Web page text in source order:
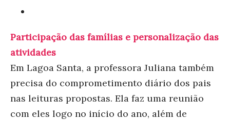
Participação das famílias e personalização das
atividades
Em Lagoa Santa, a professora Juliana também
precisa do comprometimento diário dos pais
nas leituras propostas. Ela faz uma reunião
com eles logo no início do ano, além de